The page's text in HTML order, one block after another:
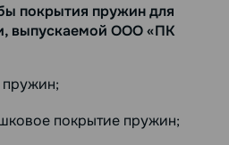
покрытия пружин для
выпускаемой ООО «ПК
покрытие пружин;